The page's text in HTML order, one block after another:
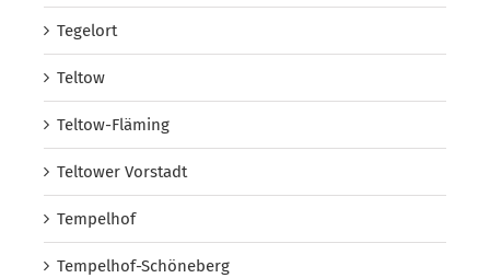
Tegelort
Teltow
Teltow-Fläming
Teltower Vorstadt
Tempelhof
Tempelhof-Schöneberg